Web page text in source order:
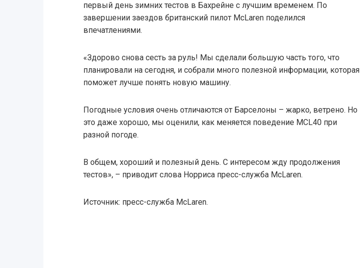
первый день зимних тестов в Бахрейне с лучшим временем. По
завершении заездов британский пилот McLaren поделился
впечатлениями.
«Здорово снова сесть за руль! Мы сделали большую часть того, что
планировали на сегодня, и собрали много полезной информации, которая
поможет лучше понять новую машину.
Погодные условия очень отличаются от Барселоны – жарко, ветрено. Но
это даже хорошо, мы оценили, как меняется поведение MCL40 при
разной погоде.
В общем, хороший и полезный день. С интересом жду продолжения
тестов», – приводит слова Норриса пресс-служба McLaren.
Источник: пресс-служба McLaren.